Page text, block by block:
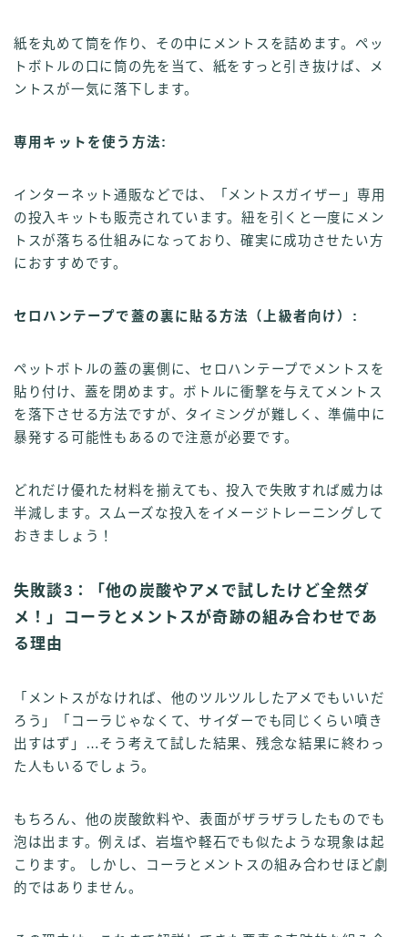
紙を丸めて筒を作り、その中にメントスを詰めます。ペッ
トボトルの口に筒の先を当て、紙をすっと引き抜けば、メ
ントスが一気に落下します。
専用キットを使う方法:
インターネット通販などでは、「メントスガイザー」専用
の投入キットも販売されています。紐を引くと一度にメン
トスが落ちる仕組みになっており、確実に成功させたい方
におすすめです。
セロハンテープで蓋の裏に貼る方法（上級者向け）:
ペットボトルの蓋の裏側に、セロハンテープでメントスを
貼り付け、蓋を閉めます。ボトルに衝撃を与えてメントス
を落下させる方法ですが、タイミングが難しく、準備中に
暴発する可能性もあるので注意が必要です。
どれだけ優れた材料を揃えても、投入で失敗すれば威力は
半減します。スムーズな投入をイメージトレーニングして
おきましょう！
失敗談3：「他の炭酸やアメで試したけど全然ダ
メ！」コーラとメントスが奇跡の組み合わせであ
る理由
「メントスがなければ、他のツルツルしたアメでもいいだ
ろう」「コーラじゃなくて、サイダーでも同じくらい噴き
出すはず」…そう考えて試した結果、残念な結果に終わっ
た人もいるでしょう。
もちろん、他の炭酸飲料や、表面がザラザラしたものでも
泡は出ます。例えば、岩塩や軽石でも似たような現象は起
こります。 しかし、コーラとメントスの組み合わせほど劇
的ではありません。